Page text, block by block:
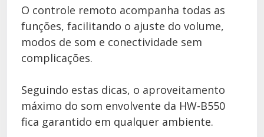
O controle remoto acompanha todas as
funções, facilitando o ajuste do volume,
modos de som e conectividade sem
complicações.
Seguindo estas dicas, o aproveitamento
máximo do som envolvente da HW-B550
fica garantido em qualquer ambiente.